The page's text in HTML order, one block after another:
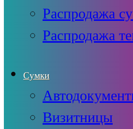
Распродажа
Распродажа
Сумки
Визитницы